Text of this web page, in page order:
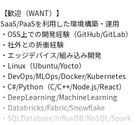
私たちの仕事はチームで進めるものだか
ただチームで進めるからこそ主体的に発信
たいと思っている人にはピッタリな社風です
◎教育制度
・教育制度：階層別研修、トヨタの問題解
・資格補助：指定の資格取得時、報奨金3万
◎人材育成
階層ごとの研修だけでなく、自己啓発や
〈X-Garage〉
【歓迎（WANT）】
SaaS/PaaSを利用した環境構築・運用
・OSS上での開発経験（GitHub/GitLab）
・社外との折衝経験
・エッジデバイス/組み込み開発
・Linux（Ubuntu/Yocto）
・DevOps/MLOps/Docker/Kubernetes
・C#/Python（C/C++/Node.js/React）
・DeepLearning/MachineLearning
・Databricks/Fabric/Snowflake
・SQLDatabase/InfluxDB/NoSQL/Spark